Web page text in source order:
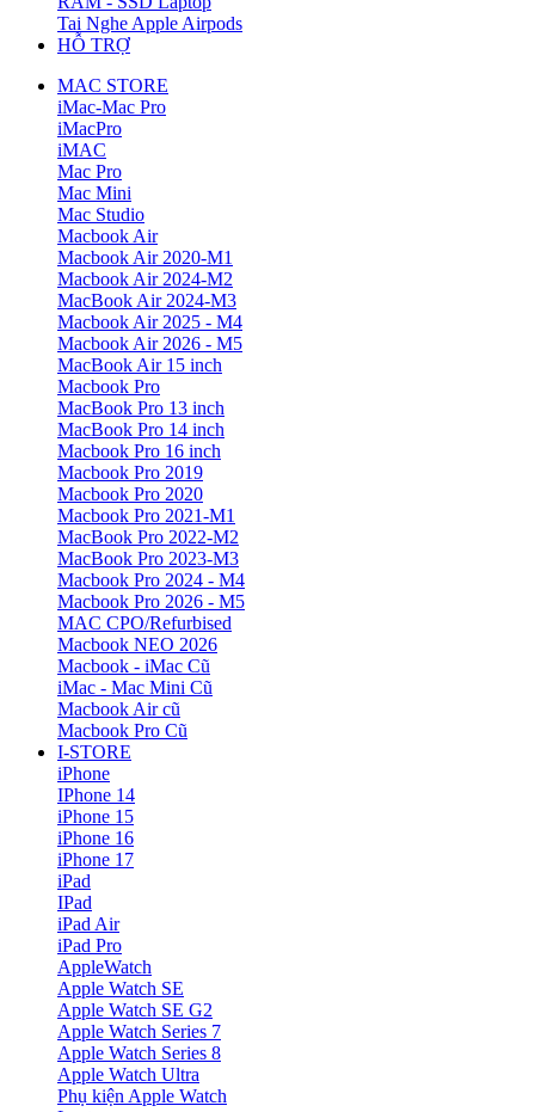
Tai Nghe Apple Airpods
HỖ TRỢ
MAC STORE
iMac-Mac Pro
iMacPro
iMAC
Mac Pro
Mac Mini
Mac Studio
Macbook Air
Macbook Air 2020-M1
Macbook Air 2024-M2
MacBook Air 2024-M3
Macbook Air 2025 - M4
Macbook Air 2026 - M5
MacBook Air 15 inch
Macbook Pro
MacBook Pro 13 inch
MacBook Pro 14 inch
Macbook Pro 16 inch
Macbook Pro 2019
Macbook Pro 2020
Macbook Pro 2021-M1
MacBook Pro 2022-M2
MacBook Pro 2023-M3
Macbook Pro 2024 - M4
Macbook Pro 2026 - M5
MAC CPO/Refurbised
Macbook NEO 2026
Macbook - iMac Cũ
iMac - Mac Mini Cũ
Macbook Air cũ
Macbook Pro Cũ
I-STORE
iPhone
IPhone 14
iPhone 15
iPhone 16
iPhone 17
iPad
IPad
iPad Air
iPad Pro
AppleWatch
Apple Watch SE
Apple Watch SE G2
Apple Watch Series 7
Apple Watch Series 8
Apple Watch Ultra
Phụ kiện Apple Watch